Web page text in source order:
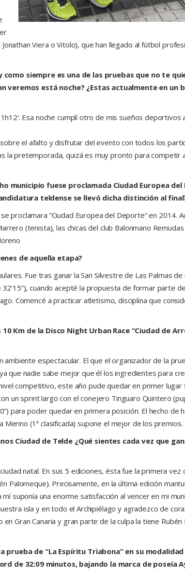
Viera o Vitolo), que han llegado al fútbol
siempre es una de las pruebas que no te
veremos está noche? ¿Estas actualmente en un
Esa noche cumplí otro de mis sueños deportivos
el afalto y disfrutar del evento con todos los
pretemporada, quizá es muy pronto para competir
municipio fuese proclamada Ciudad Europea
teldense se llevó dicha distinción al
“Ciudad Europea del Deporte” en 2014.
(tenista), las chicas del club Balonmano
de aquella etapa?
Fue tras ganar la San Silvestre de Las Palmas
cuando acepté la propuesta de formar parte
Comencé a practicar atletismo, disciplina que
Km de la Disco Night Urban Race “Ciudad de
espectacular. El que el organizador de la
que nadie sabe mejor que él los ingredientes para
competitivo, este año pude quedar en primer
un sprint largo con el conejero Tinguaro Quintero
para poder quedar en primera posición. El hecho de
(1ª clasificada) supone el mejor de los premios.
Ciudad de Telde ¿Qué sientes cada vez que
natal. En sus 5 ediciones, ésta fue la primera vez
Palomeque). Precisamente, en la última edición
suponía una enorme satisfacción al vencer en mi
isla y en todo el Archipiélago y agradezco de
Gran Canaria y gran parte de la culpa la tiene Rubén
de “La Espíritu Triabona” en su
de 32:09 minutos, bajando la marca de poseía